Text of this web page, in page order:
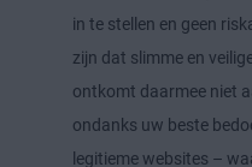
in te stellen en geen
zijn dat slimme en
ontkomt daarmee niet
ondanks uw beste
legitieme websites –